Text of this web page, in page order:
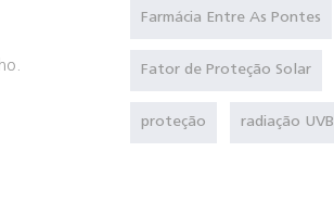
Farmácia Entre As Pontes
Fator de Proteção Solar
proteção radiação UVB